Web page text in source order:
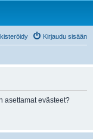
Kirjaudu sisään
asettamat evästeet?